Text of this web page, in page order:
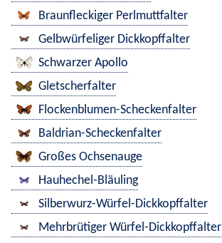
Braunfleckiger Perlmuttfalter
Gelbwürfeliger Dickkopffalter
Schwarzer Apollo
Gletscherfalter
Flockenblumen-Scheckenfalter
Baldrian-Scheckenfalter
Großes Ochsenauge
Hauhechel-Bläuling
Silberwurz-Würfel-Dickkopffalter
Mehrbrütiger Würfel-Dickkopffalter